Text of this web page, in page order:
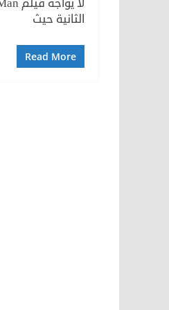
الثانية حيث
Read More